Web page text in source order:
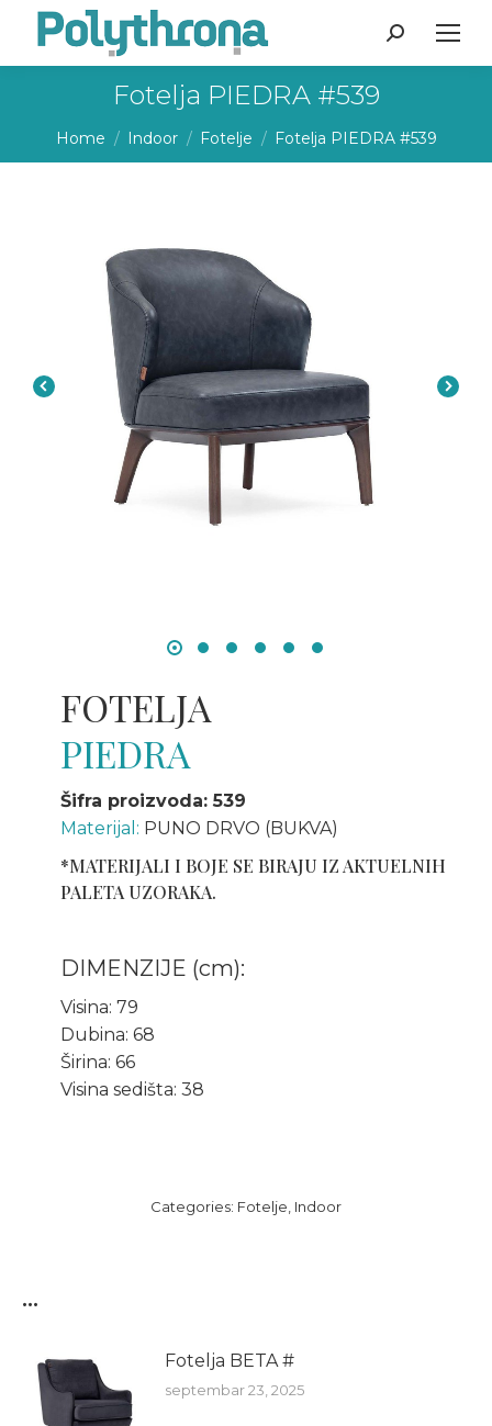
Search:
Fotelja PIEDRA #539
You are here:
Home Indoor Fotelje Fotelja PIEDRA #539
FOTELJA
PIEDRA
Šifra proizvoda: 539
Materijal: PUNO DRVO (BUKVA)
*MATERIJALI I BOJE SE BIRAJU IZ AKTUELNIH
PALETA UZORAKA.
DIMENZIJE (cm):
Visina: 79
Dubina: 68
Širina: 66
Visina sedišta: 38
Categories: Fotelje Indoor
...
Fotelja BETA #
septembar 23, 2025